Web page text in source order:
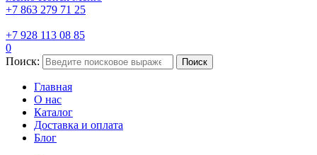
+7 863 279 71 25
+7 928 113 08 85
0
Поиск:
Поиск
Главная
О нас
Каталог
Доставка и оплата
Блог